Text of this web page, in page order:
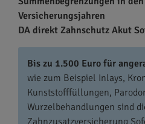
Versicherungsjahren
DA direkt Zahnschutz Akut
Bis zu 1.500 Euro für
wie zum Beispiel Inlays,
Kunststofffüllungen,
Wurzelbehandlungen sind
Zahnzusatzversicherung